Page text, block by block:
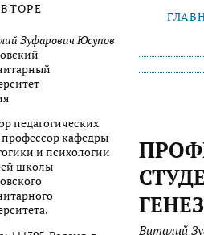
Зуфарович Юсупов
педагогических
профессор кафедры
и психологии
школы
Виталий